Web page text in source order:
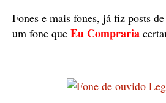
Fones e mais fones, já fiz posts
um fone que Eu Compraria